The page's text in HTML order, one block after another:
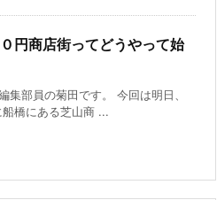
円商店街ってどうやって始
集部員の菊田です。 今回は明日、
橋にある芝山商 ...